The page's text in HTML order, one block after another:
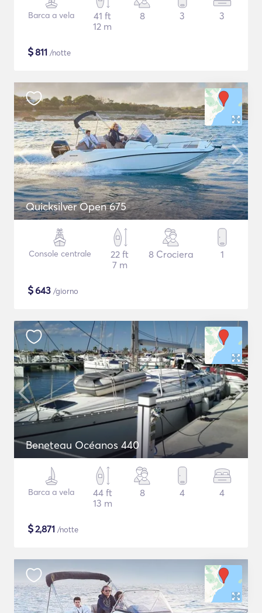
Barca a vela
41 ft
12 m
8 3 3
$811 /notte
Quicksilver Open 675
Console centrale
22 ft
7 m
8 Crociera 1
$643 /giorno
Beneteau Océanos 440
Barca a vela
44 ft
13 m
8 4 4
$2,871 /notte